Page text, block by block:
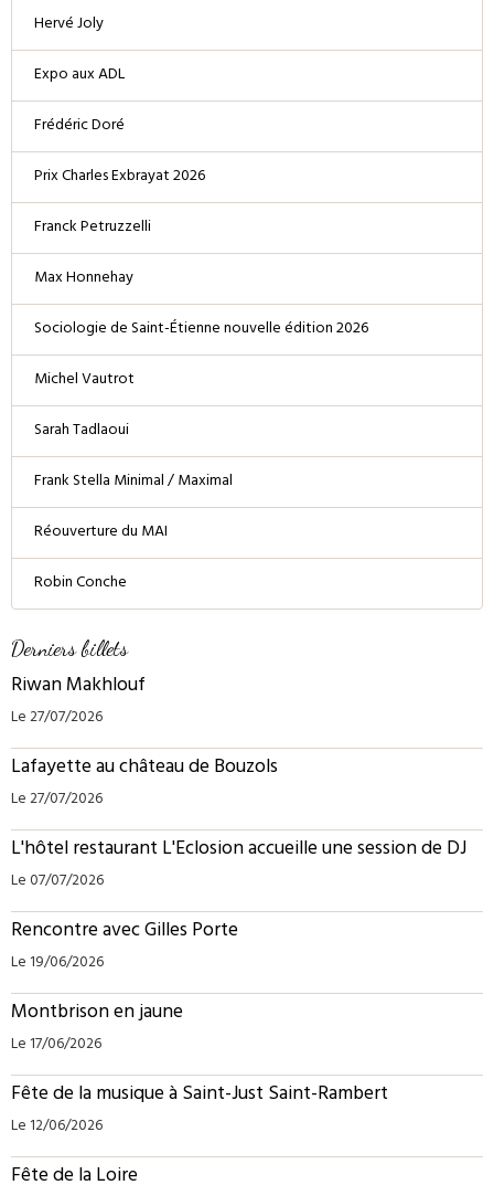
Hervé Joly
Expo aux ADL
Frédéric Doré
Prix Charles Exbrayat 2026
Franck Petruzzelli
Max Honnehay
Sociologie de Saint-Étienne nouvelle édition 2026
Michel Vautrot
Sarah Tadlaoui
Frank Stella Minimal / Maximal
Réouverture du MAI
Robin Conche
Derniers billets
Riwan Makhlouf
Le 27/07/2026
Lafayette au château de Bouzols
Le 27/07/2026
L'hôtel restaurant L'Eclosion accueille une session de DJ
Le 07/07/2026
Rencontre avec Gilles Porte
Le 19/06/2026
Montbrison en jaune
Le 17/06/2026
Fête de la musique à Saint-Just Saint-Rambert
Le 12/06/2026
Fête de la Loire